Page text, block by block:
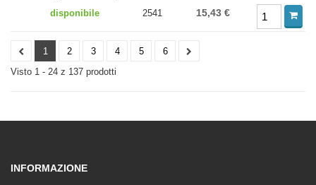
disponibile
2541 15,43 €
1 2 3 4 5
6
Visto 1 - 24 z 137 prodotti
INFORMAZIONE